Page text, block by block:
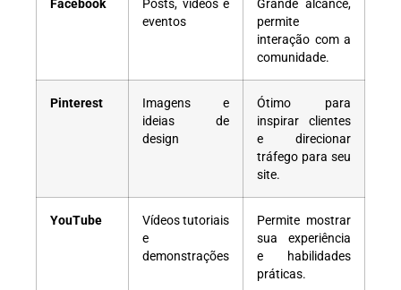
Facebook
Posts, vídeos e
eventos
Grande alcance,
permite
interação com a
comunidade.
Pinterest
Imagens e
ideias de
design
Ótimo para
inspirar clientes
e direcionar
tráfego para seu
site.
YouTube
Vídeos tutoriais
e
demonstrações
Permite mostrar
sua experiência
e habilidades
práticas.